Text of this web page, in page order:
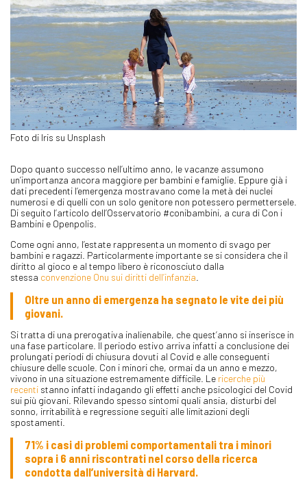
Foto di Iris su Unsplash
Dopo quanto successo nell’ultimo anno, le vacanze assumono
un’importanza ancora maggiore per bambini e famiglie. Eppure già i
dati precedenti l’emergenza mostravano come la metà dei nuclei
numerosi e di quelli con un solo genitore non potessero permettersele.
Di seguito l’articolo dell’Osservatorio #conibambini, a cura di Con i
Bambini e Openpolis.
Come ogni anno, l’estate rappresenta un momento di svago per
bambini e ragazzi. Particolarmente importante se si considera che il
diritto al gioco e al tempo libero è riconosciuto dalla
stessa convenzione Onu sui diritti dell’infanzia
Oltre un anno di emergenza ha segnato le vite dei più
giovani.
Si tratta di una prerogativa inalienabile, che quest’anno si inserisce in
una fase particolare. Il periodo estivo arriva infatti a conclusione dei
prolungati periodi di chiusura dovuti al Covid e alle conseguenti
chiusure delle scuole. Con i minori che, ormai da un anno e mezzo,
vivono in una situazione estremamente difficile. Le ricerche più
recenti stanno infatti indagando gli effetti anche psicologici del Covid
sui più giovani. Rilevando spesso sintomi quali ansia, disturbi del
sonno, irritabilità e regressione seguiti alle limitazioni degli
spostamenti.
71% i casi di problemi comportamentali tra i minori
sopra i 6 anni riscontrati nel corso della ricerca
condotta dall’università di Harvard.